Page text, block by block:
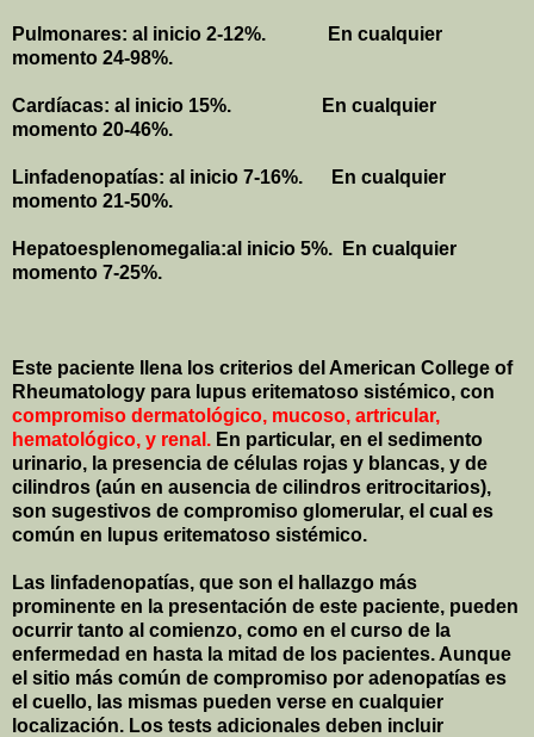
Pulmonares: al inicio 2-12%.
En cualquier
momento 24-98%.
Cardíacas: al inicio 15%.
En cualquier
momento 20-46%.
Linfadenopatías: al inicio 7-16%.
En cualquier
momento 21-50%.
Hepatoesplenomegalia:al inicio 5%.
En cualquier
momento 7-25%.
Este paciente llena los criterios del American College of
Rheumatology para lupus eritematoso sistémico, con
compromiso dermatológico, mucoso, artricular,
hematológico, y renal. En particular, en el sedimento
urinario, la presencia de células rojas y blancas, y de
cilindros (aún en ausencia de cilindros eritrocitarios),
son sugestivos de compromiso glomerular, el cual es
común en lupus eritematoso sistémico.
Las linfadenopatías, que son el hallazgo más
prominente en la presentación de este paciente, pueden
ocurrir tanto al comienzo, como en el curso de la
enfermedad en hasta la mitad de los pacientes. Aunque
el sitio más común de compromiso por adenopatías es
el cuello, las mismas pueden verse en cualquier
localización. Los tests adicionales deben incluir